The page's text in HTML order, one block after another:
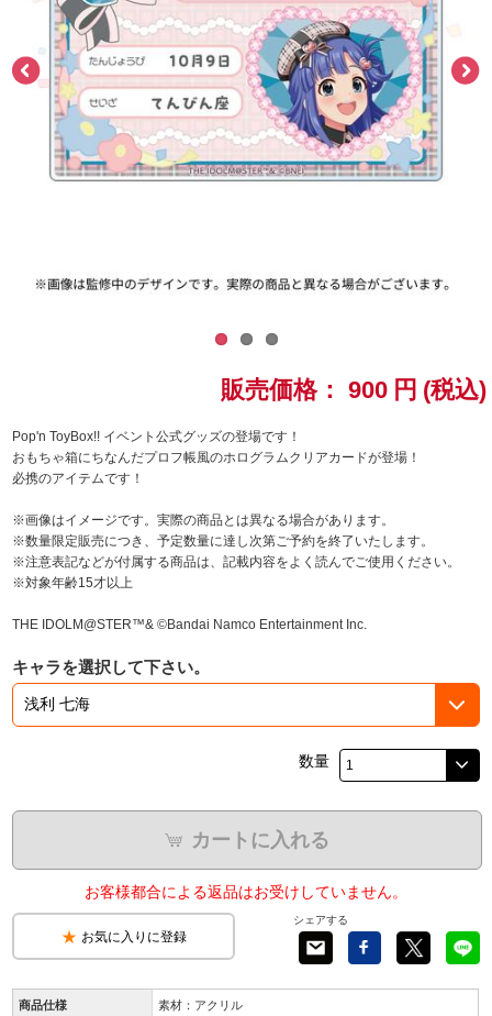
太鼓の達人
ACE COMBAT
パックマン
ナムコクラシック
ガンダムシリーズ
ラブライブ！
ラブライブ！サンシャイン‼
ラブライブ！虹ヶ咲学園スクールアイドル同好会
ラブライブ！スーパースター!!
モフモフパレード
販売価格： 900 円 (税込)
Pop'n ToyBox!! イベント公式グッズの登場です！
おもちゃ箱にちなんだプロフ帳風のホログラムクリアカードが登場！
必携のアイテムです！
※画像はイメージです。実際の商品とは異なる場合があります。
※数量限定販売につき、予定数量に達し次第ご予約を終了いたします。
※注意表記などが付属する商品は、記載内容をよく読んでご使用ください。
※対象年齢15才以上
THE IDOLM@STER™& ©Bandai Namco Entertainment Inc.
キャラを選択して下さい。
数量
カートに入れる
お客様都合による返品はお受けしていません。
お気に入りに登録
シェアする
商品仕様
素材：アクリル